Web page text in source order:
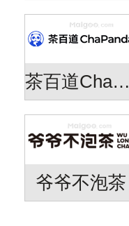
茶百道Chapanda
爷爷不泡茶